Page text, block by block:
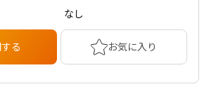
なし
る お気に入り